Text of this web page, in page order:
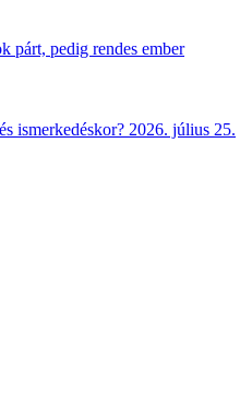
párt, pedig rendes ember
ismerkedéskor? 2026. július 25.